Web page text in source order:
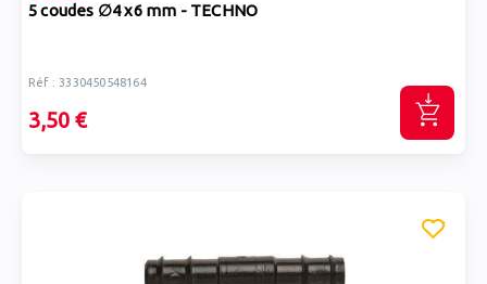
5 coudes ∅4 x6 mm - TECHNO
Réf : 3330450548164
3,50 €